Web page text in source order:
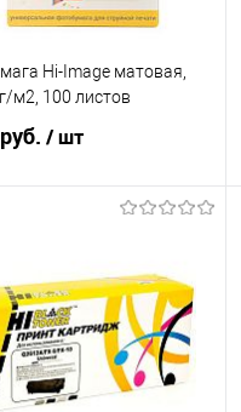
Hi-Image матовая,
м2, 100 листов
/ шт
в 1 клик
Сравнение
В наличии